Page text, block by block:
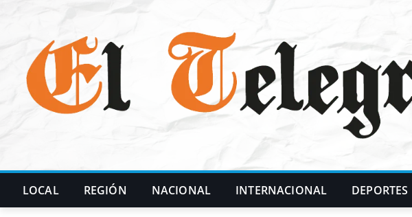
LOCAL REGIÓN NACIONAL INTERNACIONAL DEPORTES